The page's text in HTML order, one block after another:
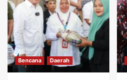
Bencana Daerah